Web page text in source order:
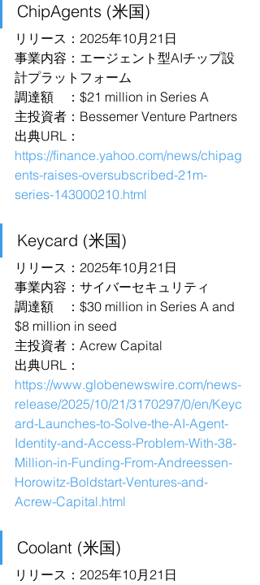
ChipAgents (米国)
リリース：2025年10月21日
事業内容：エージェント型AIチップ設
計プラットフォーム
調達額　：$21 million in Series A
主投資者：Bessemer Venture Partners
出典URL：
https://finance.yahoo.com/news/chipag
ents-raises-oversubscribed-21m-
series-143000210.html
Keycard (米国)
リリース：2025年10月21日
事業内容：サイバーセキュリティ
調達額　：$30 million in Series A and
$8 million in seed
主投資者：Acrew Capital
出典URL：
https://www.globenewswire.com/news-
release/2025/10/21/3170297/0/en/Keyc
ard-Launches-to-Solve-the-AI-Agent-
Identity-and-Access-Problem-With-38-
Million-in-Funding-From-Andreessen-
Horowitz-Boldstart-Ventures-and-
Acrew-Capital.html
Coolant (米国)
リリース：2025年10月21日